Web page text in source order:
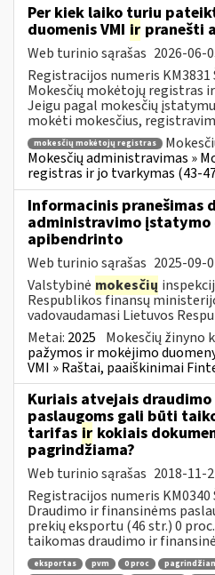
Per kiek laiko turiu
duomenis VMI ir pranešti
Web turinio sąrašas 2026-06-
Registracijos numeris
Mokesčių mokėtojų registras
Jeigu pagal mokesčių
mokėti mokesčius,
mokesčių mokėtojų registras
Mokesčių administravimas »
registras ir jo tvarkymas (43-
Informacinis pranešimas
administravimo įstatymo
apibendrinto
Web turinio sąrašas 2025-09-
Valstybinė mokesčių
Respublikos finansų
vadovaudamasi Lietuvos
Metai: 2025 Mokesčių žinyno
pažymos ir mokėjimo
VMI » Raštai, paaiškinimai
Kuriais atvejais draudimo
paslaugoms gali būti
tarifas ir kokiais
pagrindžiama?
Web turinio sąrašas 2018-11-
Registracijos numeris
Draudimo ir finansinėms
prekių eksportu (46 str.) 0
taikomas draudimo ir
eksportas pvm 0 proc